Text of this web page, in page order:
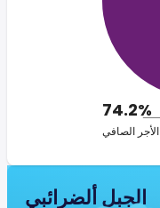
74.2%
الأجر الصافي
الجبل ألضرائبي